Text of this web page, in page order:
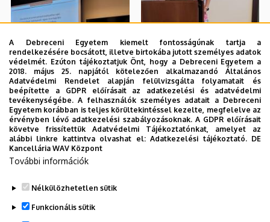
A Debreceni Egyetem kiemelt fontosságúnak tartja a
rendelkezésére bocsátott, illetve birtokába jutott személyes adatok
védelmét. Ezúton tájékoztatjuk Önt, hogy a Debreceni Egyetem a
2018. május 25. napjától kötelezően alkalmazandó Általános
Adatvédelmi Rendelet alapján felülvizsgálta folyamatait és
beépítette a GDPR előírásait az adatkezelési és adatvédelmi
tevékenységébe. A felhasználók személyes adatait a Debreceni
Egyetem korábban is teljes körültekintéssel kezelte, megfelelve az
érvényben lévő adatkezelési szabályozásoknak. A GDPR előírásait
követve frissítettük Adatvédelmi Tájékoztatónkat, amelyet az
alábbi linkre kattintva olvashat el:Adatkezelési tájékoztató. DE
Kancellária WAV Központ
További információk
Nélkülözhetetlen sütik
Funkcionális sütik